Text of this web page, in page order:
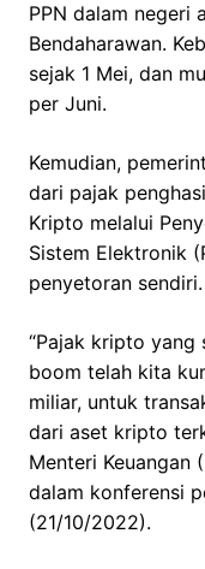
PPN dalam negeri
Bendaharawan.
sejak 1 Mei, dan
per Juni.
Kemudian,
dari pajak
Kripto melalui
Sistem Elektronik
penyetoran
“Pajak kripto
boom telah kita
miliar, untuk
dari aset kripto
Menteri Keuangan
dalam konferensi
(21/10/2022).